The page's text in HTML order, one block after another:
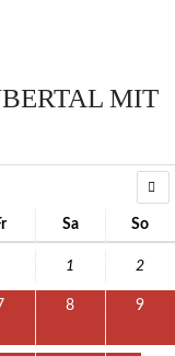
MIT
Sa So
1 2
8 9